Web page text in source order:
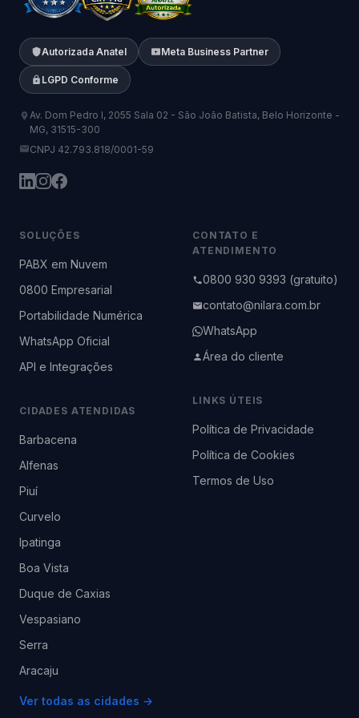
Autorizada Anatel Meta Business Partner
LGPD Conforme
Av. Dom Pedro I, 2055 Sala 02 - São João Batista, Belo Horizonte -
MG, 31515-300
CNPJ 42.793.818/0001-59
SOLUÇÕES
PABX em Nuvem
0800 Empresarial
Portabilidade Numérica
WhatsApp Oficial
API e Integrações
CIDADES ATENDIDAS
Barbacena
Alfenas
Piuí
Curvelo
Ipatinga
Boa Vista
Duque de Caxias
Vespasiano
Serra
Aracaju
Ver todas as cidades →
CONTATO E
ATENDIMENTO
0800 930 9393 (gratuito)
contato@nilara.com.br
WhatsApp
Área do cliente
LINKS ÚTEIS
Política de Privacidade
Política de Cookies
Termos de Uso